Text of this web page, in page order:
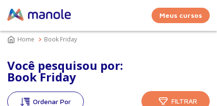
Meus cursos
Book Friday
Você pesquisou por:
Book Friday
FILTRAR